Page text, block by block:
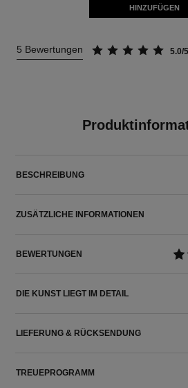
HINZUFÜGEN
5 Bewertungen 5.0/5
BESCHREIBUNG
ZUSÄTZLICHE INFORMATIONEN
BEWERTUNGEN
DIE KUNST LIEGT IM DETAIL
LIEFERUNG & RÜCKSENDUNG
TREUEPROGRAMM